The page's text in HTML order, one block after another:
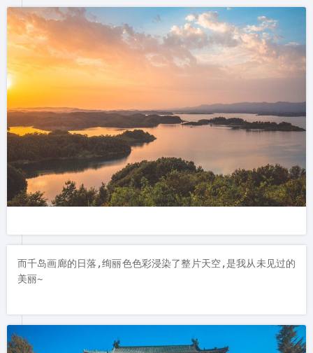
而千岛画廊的日落,绚丽色色彩浸染了整片天空,是我从未见过的